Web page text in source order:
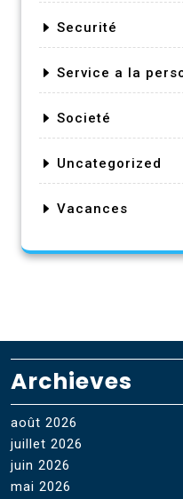
Securité
Service a la
Societé
Uncategorized
Vacances
Archieves
août 2026
juillet 2026
juin 2026
mai 2026